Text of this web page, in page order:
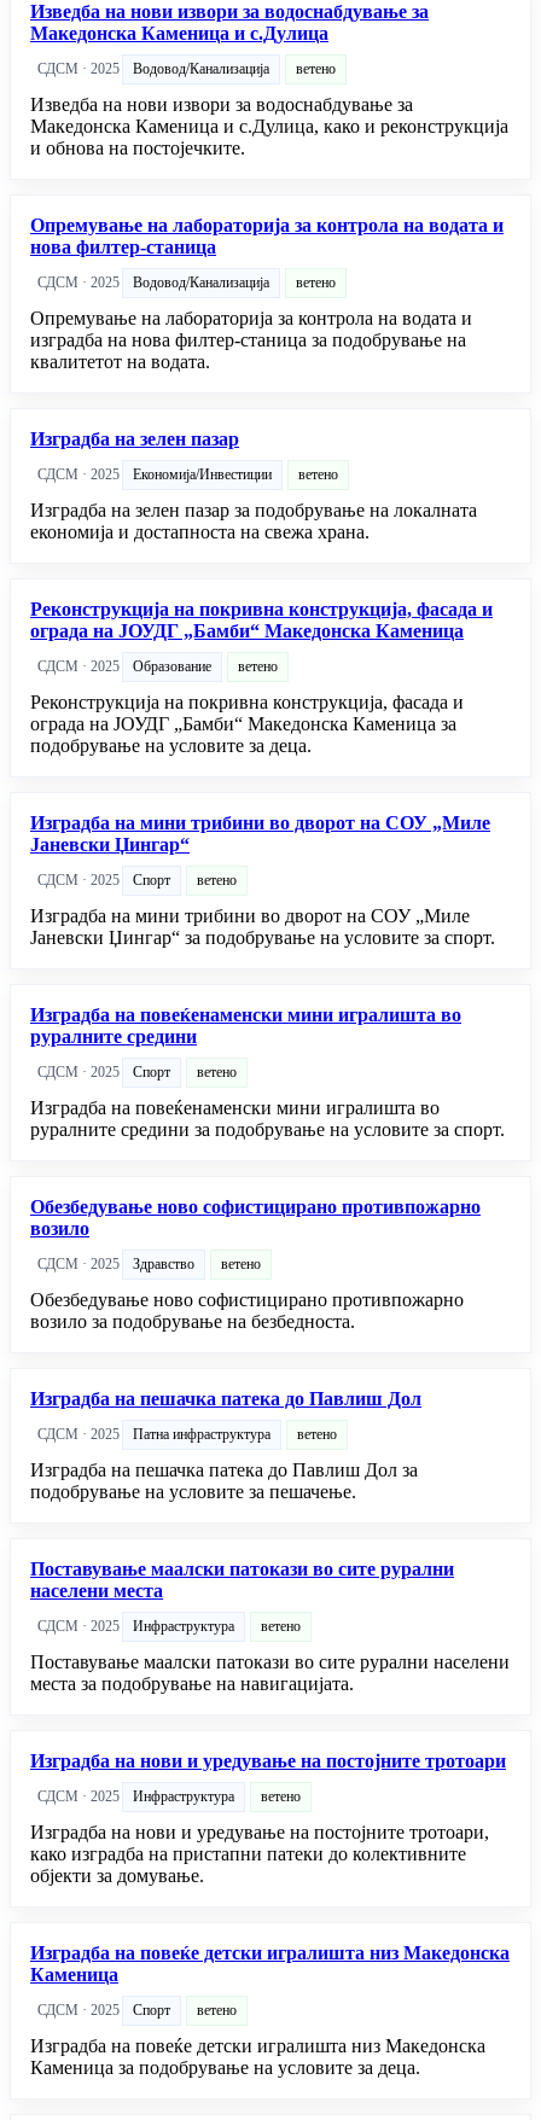
Изведба на нови извори за водоснабдување за
Македонска Каменица и с.Дулица
СДСМ · 2025 Водовод/Канализација ветено
Изведба на нови извори за водоснабдување за
Македонска Каменица и с.Дулица, како и реконструкција
и обнова на постојечките.
Опремување на лабораторија за контрола на водата и
нова филтер-станица
СДСМ · 2025 Водовод/Канализација ветено
Опремување на лабораторија за контрола на водата и
изградба на нова филтер-станица за подобрување на
квалитетот на водата.
Изградба на зелен пазар
СДСМ · 2025 Економија/Инвестиции ветено
Изградба на зелен пазар за подобрување на локалната
економија и достапноста на свежа храна.
Реконструкција на покривна конструкција, фасада и
ограда на ЈОУДГ „Бамби“ Македонска Каменица
СДСМ · 2025 Образование ветено
Реконструкција на покривна конструкција, фасада и
ограда на ЈОУДГ „Бамби“ Македонска Каменица за
подобрување на условите за деца.
Изградба на мини трибини во дворот на СОУ „Миле
Јаневски Џингар“
СДСМ · 2025 Спорт ветено
Изградба на мини трибини во дворот на СОУ „Миле
Јаневски Џингар“ за подобрување на условите за спорт.
Изградба на повеќенаменски мини игралишта во
руралните средини
СДСМ · 2025 Спорт ветено
Изградба на повеќенаменски мини игралишта во
руралните средини за подобрување на условите за спорт.
Обезбедување ново софистицирано противпожарно
возило
СДСМ · 2025 Здравство ветено
Обезбедување ново софистицирано противпожарно
возило за подобрување на безбедноста.
Изградба на пешачка патека до Павлиш Дол
СДСМ · 2025 Патна инфраструктура ветено
Изградба на пешачка патека до Павлиш Дол за
подобрување на условите за пешачење.
Поставување маалски патокази во сите рурални
населени места
СДСМ · 2025 Инфраструктура ветено
Поставување маалски патокази во сите рурални населени
места за подобрување на навигацијата.
Изградба на нови и уредување на постојните тротоари
СДСМ · 2025 Инфраструктура ветено
Изградба на нови и уредување на постојните тротоари,
како изградба на пристапни патеки до колективните
објекти за домување.
Изградба на повеќе детски игралишта низ Македонска
Каменица
СДСМ · 2025 Спорт ветено
Изградба на повеќе детски игралишта низ Македонска
Каменица за подобрување на условите за деца.